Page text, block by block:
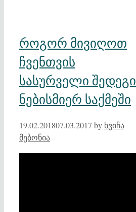
როგორ მივიღოთ
ჩვენთვის
სასურველი შედეგი
ნებისმიერ საქმეში
19.02.201807.03.2017 by ხვიჩა
მებონია